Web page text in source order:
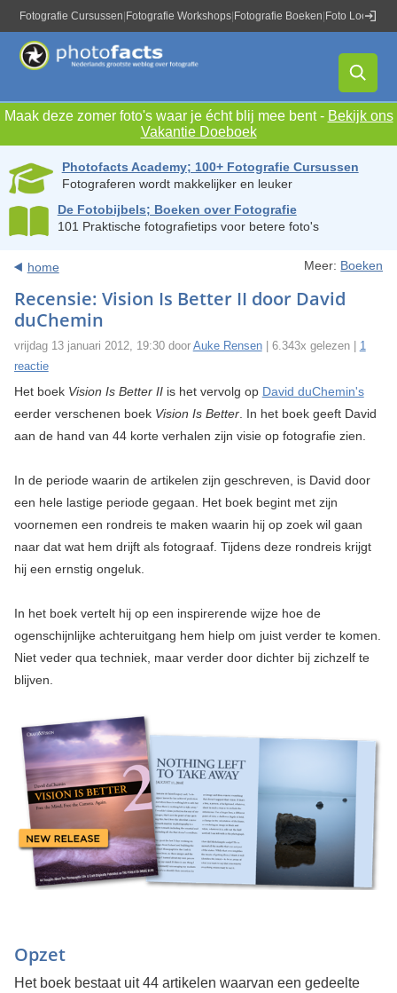
Fotografie Cursussen Fotografie Workshops Fotografie Boeken Foto Locaties
Maak deze zomer foto's waar je écht blij mee bent - Bekijk ons
Vakantie Doeboek
Photofacts Academy; 100+ Fotografie Cursussen
Fotograferen wordt makkelijker en leuker
De Fotobijbels; Boeken over Fotografie
101 Praktische fotografietips voor betere foto's
home Meer: Boeken
Recensie: Vision Is Better II door David
duChemin
vrijdag 13 januari 2012, 19:30 door Auke Rensen| 6.343x gelezen | 1
reactie
Het boek Vision Is Better IIis het vervolg op David duChemin's
eerder verschenen boek Vision Is Better. In het boek geeft David
aan de hand van 44 korte verhalen zijn visie op fotografie zien.
In de periode waarin de artikelen zijn geschreven, is David door
een hele lastige periode gegaan. Het boek begint met zijn
voornemen een rondreis te maken waarin hij op zoek wil gaan
naar dat wat hem drijft als fotograaf. Tijdens deze rondreis krijgt
hij een ernstig ongeluk.
In het boek vertelt hij op een inspirerende wijze hoe de
ogenschijnlijke achteruitgang hem hielp om juist verder te komen.
Niet veder qua techniek, maar verder door dichter bij zichzelf te
blijven.
Opzet
Het boek bestaat uit 44 artikelen waarvan een gedeelte